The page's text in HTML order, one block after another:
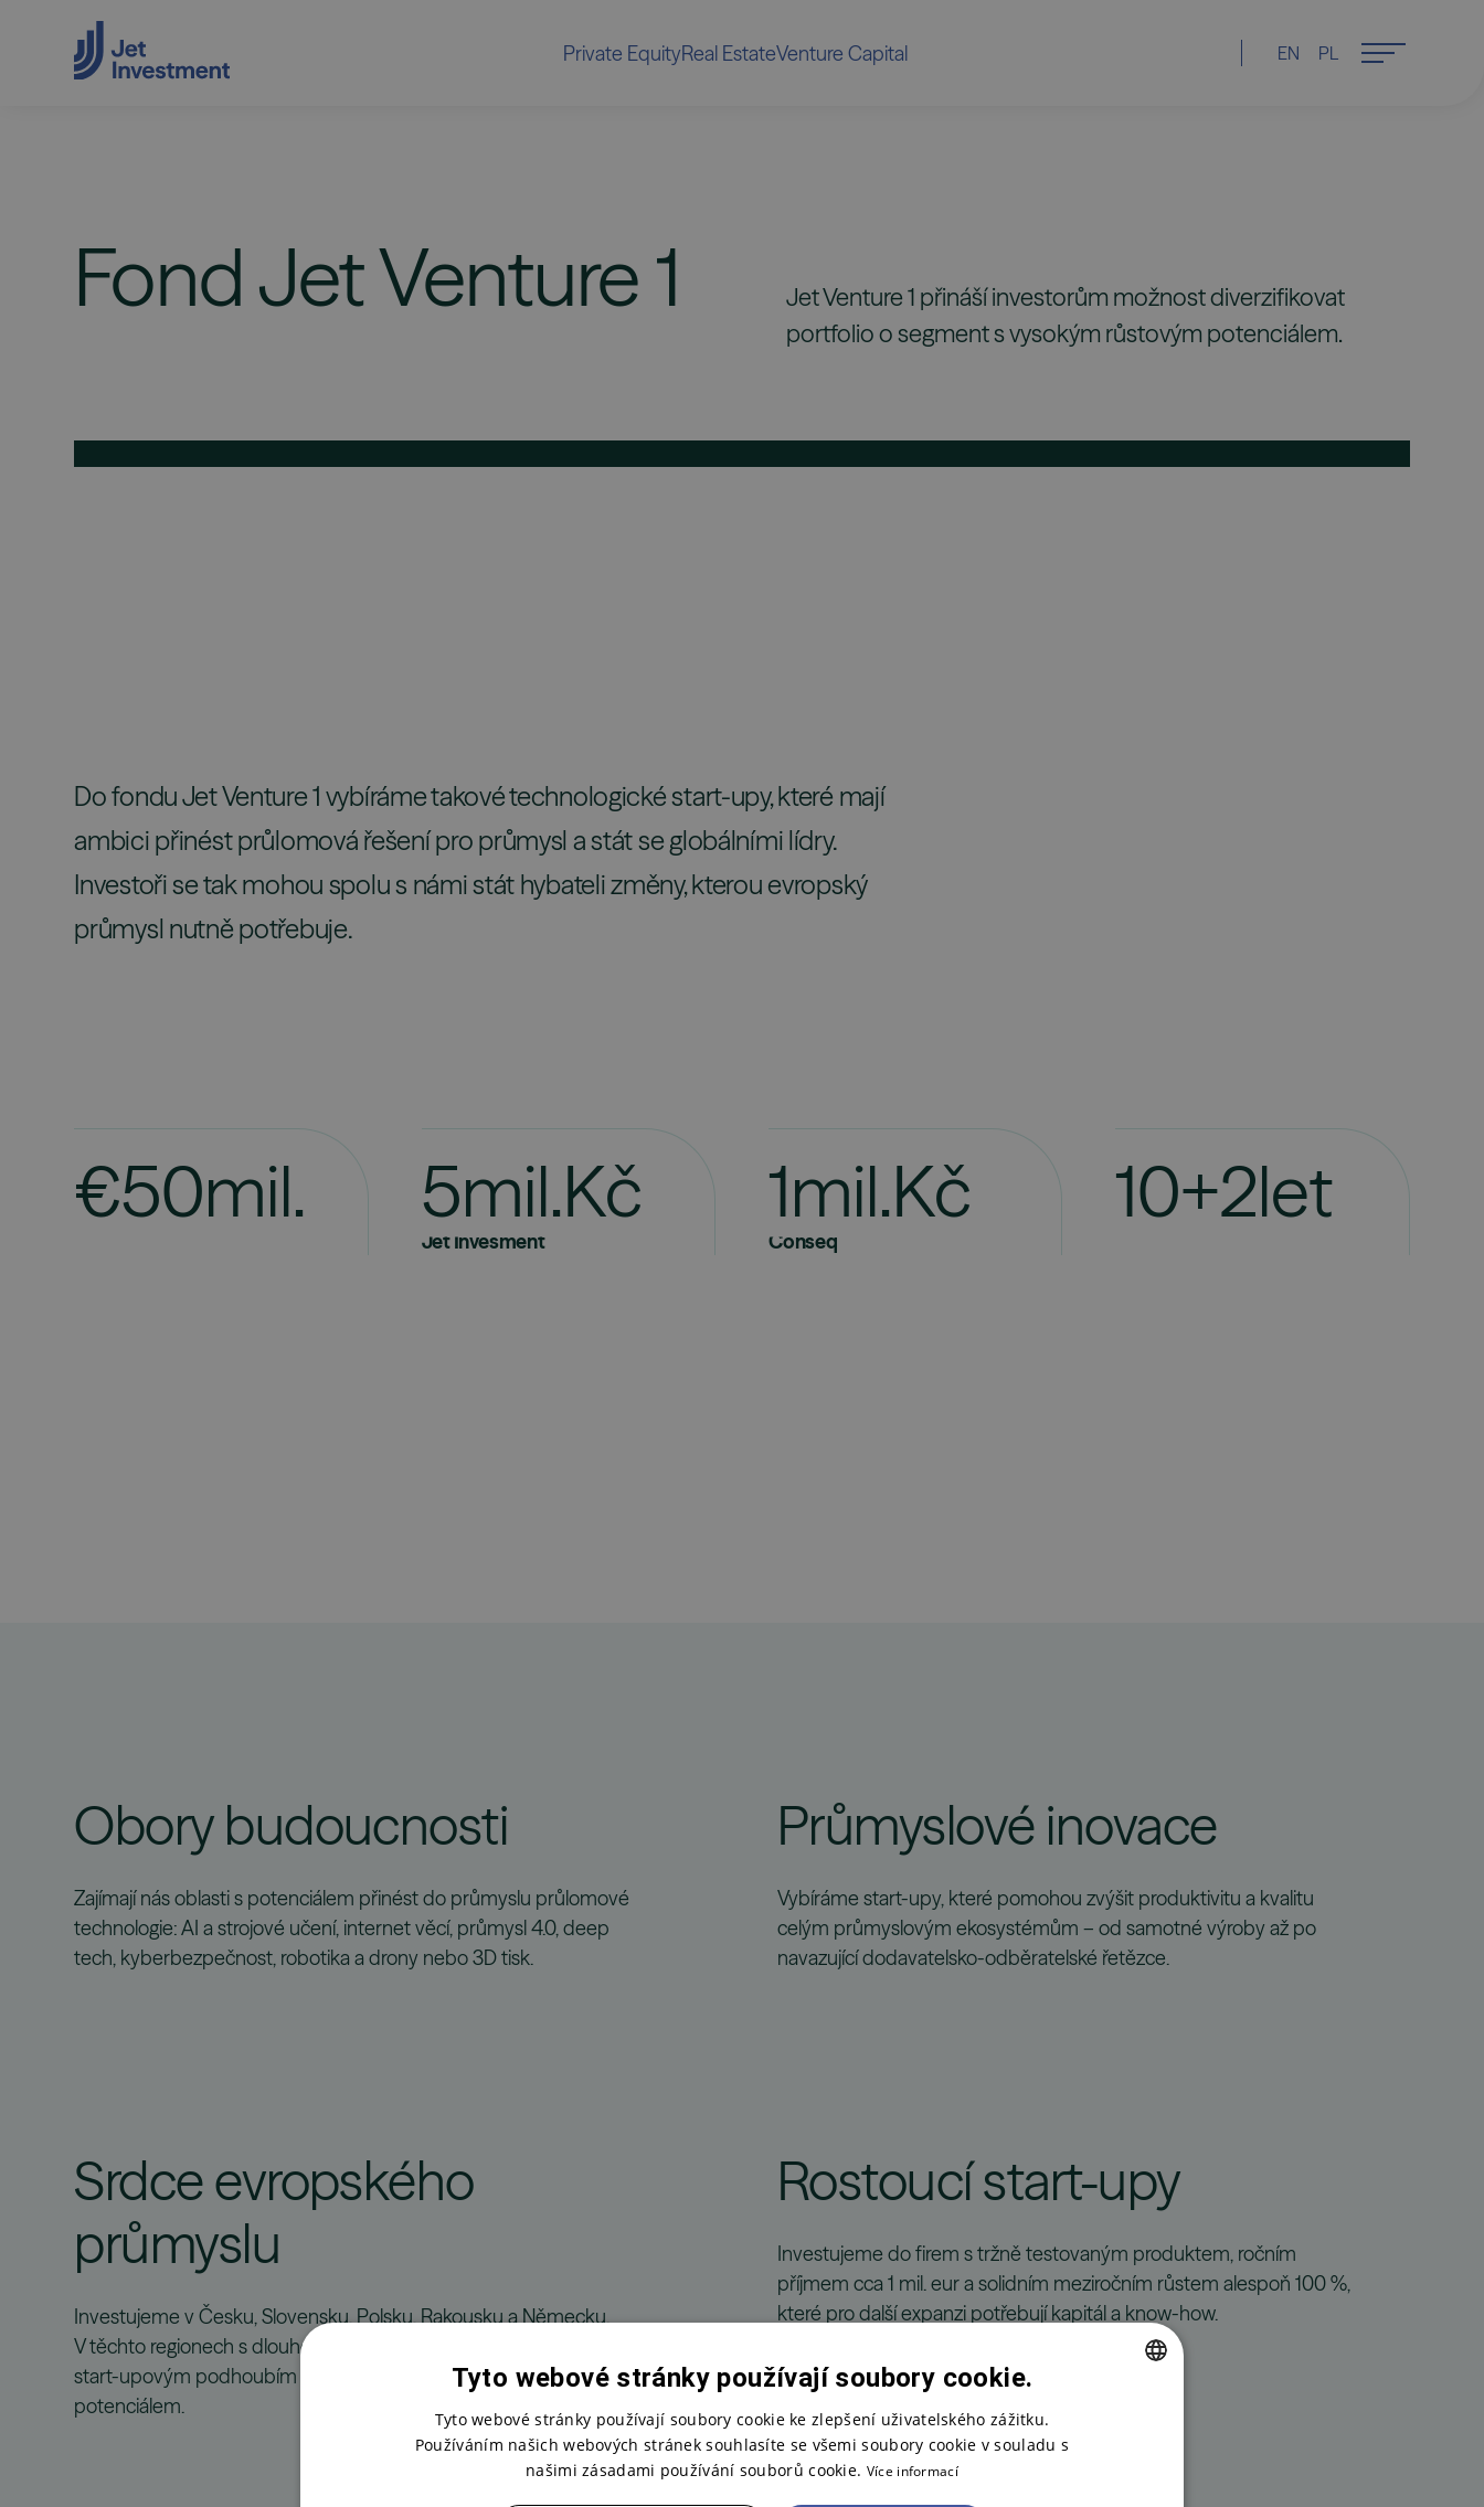
Private EquityReal EstateVenture Capital EN PL
FondJetVenture1
Jet Venture 1 přináší investorům možnost diverzifikovat
portfolio o segment s vysokým růstovým potenciálem.
Cílová návratnost
Do fondu Jet Venture 1 vybíráme takové technologické start-upy, které mají
ambici přinést průlomová řešení pro průmysl a stát se globálními lídry.
Investoři se tak mohou spolu s námi stát hybateli změny, kterou evropský
průmysl nutně potřebuje.
€50mil.
cílová velikost fondu 5mil.Kč
vstupní investice skrze
Jet Invesment
1mil.Kč
vstupní investice skrze
Conseq
10+2let
investiční horizont fondu
Obory budoucnosti
Zajímají nás oblasti s potenciálem přinést do průmyslu průlomové
technologie: AI a strojové učení, internet věcí, průmysl 4.0, deep
tech, kyberbezpečnost, robotika a drony nebo 3D tisk.
Průmyslové inovace
Vybíráme start-upy, které pomohou zvýšit produktivitu a kvalitu
celým průmyslovým ekosystémům – od samotné výroby až po
navazující dodavatelsko-odběratelské řetězce.
Srdce evropského
průmyslu
Investujeme v Česku, Slovensku, Polsku, Rakousku a Německu.
V těchto regionech s dlouhou průmyslovou tradicí a špičkovým
start-upovým podhoubím hledáme společnosti s globálním
potenciálem.
Rostoucí start-upy
Investujeme do firem s tržně testovaným produktem, ročním
příjmem cca 1 mil. eur a solidním meziročním růstem alespoň 100 %,
které pro další expanzi potřebují kapitál a know-how.
Tyto webové stránky používají soubory cookie.
Tyto webové stránky používají soubory cookie ke zlepšení uživatelského zážitku.
Používáním našich webových stránek souhlasíte se všemi soubory cookie v souladu s
našimi zásadami používání souborů cookie. Více informací